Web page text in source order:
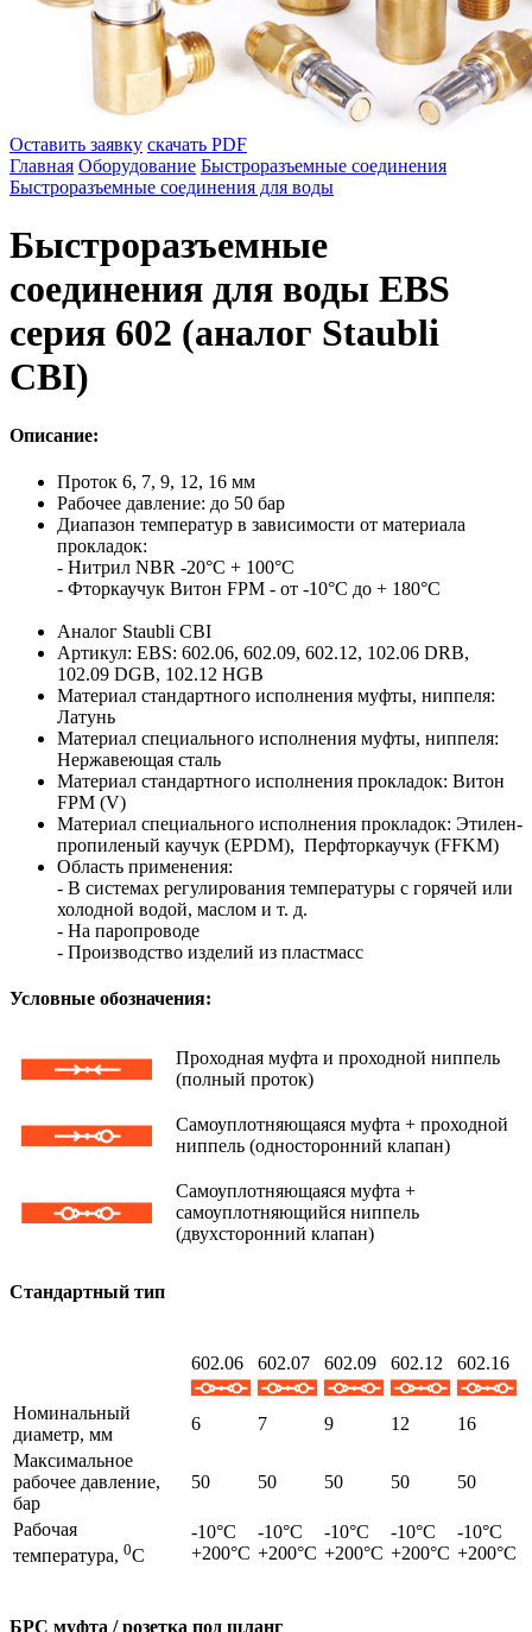
Оставить заявку скачать PDF
Главная Оборудование Быстроразъемные соединения
Быстроразъемные соединения для воды
Быстроразъемные
соединения для воды EBS
cерия 602 (аналог Staubli
CBI)
Описание:
Проток 6, 7, 9, 12, 16 мм
Рабочее давление: до 50 бар
Диапазон температур в зависимости от материала
прокладок:
- Нитрил NBR -20°C + 100°C
- Фторкаучук Витон FPM - от -10°C до + 180°C
Аналог Staubli CBI
Артикул: EBS: 602.06, 602.09, 602.12, 102.06 DRB,
102.09 DGB, 102.12 HGB
Материал стандартного исполнения муфты, ниппеля:
Латунь
Материал специального исполнения муфты, ниппеля:
Нержавеющая сталь
Материал стандартного исполнения прокладок: Витон
FPM (V)
Материал специального исполнения прокладок: Этилен-
пропиленый каучук (EPDM), Перфторкаучук (FFKM)
Область применения:
- В системах регулирования температуры с горячей или
холодной водой, маслом и т. д.
- На паропроводе
- Производство изделий из пластмасс
Условные обозначения:
Проходная муфта и проходной ниппель
(полный проток)
Самоуплотняющаяся муфта + проходной
ниппель (односторонний клапан)
Самоуплотняющаяся муфта +
самоуплотняющийся ниппель
(двухсторонний клапан)
Стандартный тип
602.06 602.07 602.09 602.12 602.16
Номинальный
диаметр, мм
6 7 9 12
16
Максимальное
рабочее давление,
бар
50 50 50 50 50
Рабочая
температура, 0C
-10°C
+200°C
-10°C
+200°C
-10°C
+200°C
-10°C
+200°C
-10°C
+200°C
БРС муфта / розетка под шланг